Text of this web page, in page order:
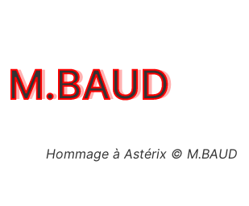
M.BAUD
Hommage à Astérix © M.BAUD